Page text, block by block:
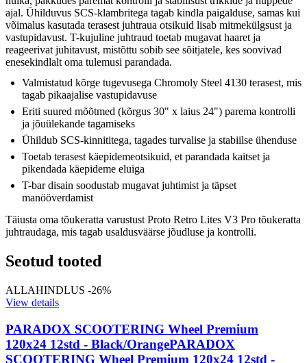
ajal. Ühilduvus SCS-klambritega tagab kindla paigalduse, samas kui
võimalus kasutada terasest juhtraua otsikuid lisab mitmekülgsust ja
vastupidavust. T-kujuline juhtraud toetab mugavat haaret ja
reageerivat juhitavust, mistõttu sobib see sõitjatele, kes soovivad
enesekindlalt oma tulemusi parandada.
Valmistatud kõrge tugevusega Chromoly Steel 4130 terasest, mis
tagab pikaajalise vastupidavuse
Eriti suured mõõtmed (kõrgus 30" x laius 24") parema kontrolli
ja jõuülekande tagamiseks
Ühildub SCS-kinnititega, tagades turvalise ja stabiilse ühenduse
Toetab terasest käepidemeotsikuid, et parandada kaitset ja
pikendada käepideme eluiga
T-bar disain soodustab mugavat juhtimist ja täpset
manööverdamist
Täiusta oma tõukeratta varustust Proto Retro Lites V3 Pro tõukeratta
juhtraudaga, mis tagab usaldusväärse jõudluse ja kontrolli.
Seotud tooted
ALLAHINDLUS -26%
View details
PARADOX SCOOTERING Wheel Premium
120x24 12std - Black/OrangePARADOX
SCOOTERING Wheel Premium 120x24 12std -